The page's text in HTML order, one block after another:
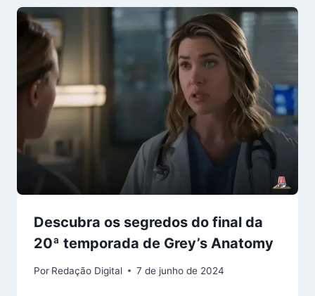
Descubra os segredos do final da
20ª temporada de Grey’s Anatomy
Por Redação Digital 7 de junho de 2024